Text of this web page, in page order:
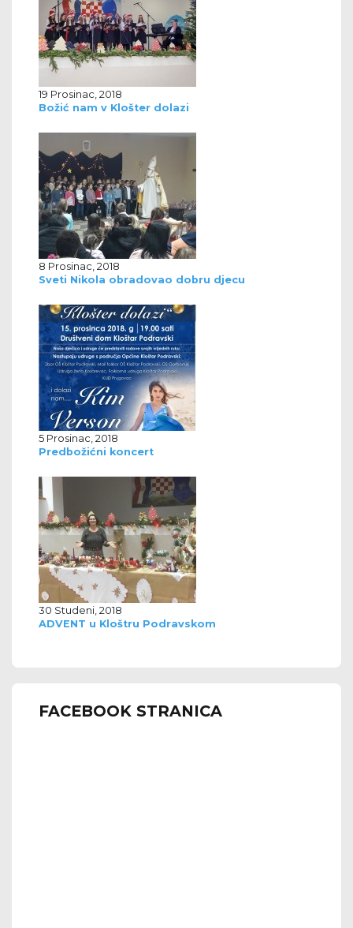
19 Prosinac, 2018
Božić nam v Klošter dolazi
8 Prosinac, 2018
Sveti Nikola obradovao dobru djecu
5 Prosinac, 2018
Predbožićni koncert
30 Studeni, 2018
ADVENT u Kloštru Podravskom
FACEBOOK STRANICA